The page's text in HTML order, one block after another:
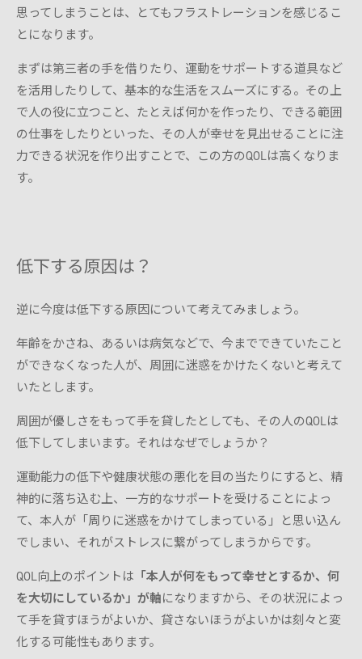
思ってしまうことは、とてもフラストレーションを感じるこ
とになります。
まずは第三者の手を借りたり、運動をサポートする道具など
を活用したりして、基本的な生活をスムーズにする。その上
で人の役に立つこと、たとえば何かを作ったり、できる範囲
の仕事をしたりといった、その人が幸せを見出せることに注
力できる状況を作り出すことで、この方のQOLは高くなりま
す。
低下する原因は？
逆に今度は低下する原因について考えてみましょう。
年齢をかさね、あるいは病気などで、今までできていたこと
ができなくなった人が、周囲に迷惑をかけたくないと考えて
いたとします。
周囲が優しさをもって手を貸したとしても、その人のQOLは
低下してしまいます。それはなぜでしょうか？
運動能力の低下や健康状態の悪化を目の当たりにすると、精
神的に落ち込む上、一方的なサポートを受けることによっ
て、本人が「周りに迷惑をかけてしまっている」と思い込ん
でしまい、それがストレスに繋がってしまうからです。
QOL向上のポイントは 「本人が何をもって幸せとするか、何
を大切にしているか」が軸になりますから、その状況によっ
て手を貸すほうがよいか、貸さないほうがよいかは刻々と変
化する可能性もあります。